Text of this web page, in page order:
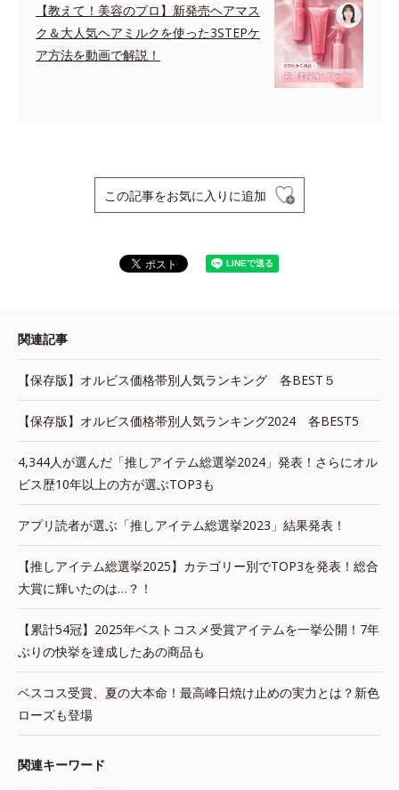
【教えて！美容のプロ】新発売ヘアマス
ク＆大人気ヘアミルクを使った3STEPケ
ア方法を動画で解説！
この記事をお気に入りに追加
関連記事
【保存版】オルビス価格帯別人気ランキング 各BEST５
【保存版】オルビス価格帯別人気ランキング2024 各BEST5
4,344人が選んだ「推しアイテム総選挙2024」発表！さらにオル
ビス歴10年以上の方が選ぶTOP3も
アプリ読者が選ぶ「推しアイテム総選挙2023」結果発表！
【推しアイテム総選挙2025】カテゴリー別でTOP3を発表！総合
大賞に輝いたのは…？！
【累計54冠】2025年ベストコスメ受賞アイテムを一挙公開！7年
ぶりの快挙を達成したあの商品も
ベスコス受賞、夏の大本命！最高峰日焼け止めの実力とは？新色
ローズも登場
関連キーワード